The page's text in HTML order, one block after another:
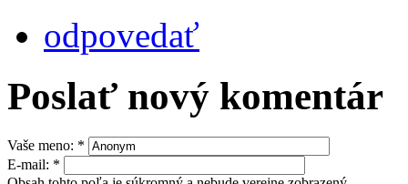
odpovedať
Poslať nový komentár
Vaše meno: *
E-mail: *